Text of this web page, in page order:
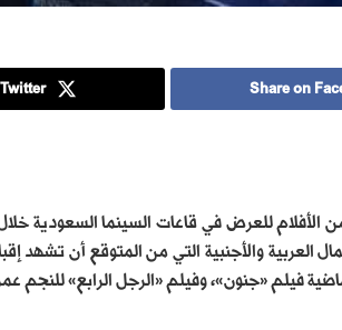
Share on
الأفلام للعرض في قاعات السينما السعودية
العربية والأجنبية التي من المتوقع أن تشهد
فيلم «جنون»، وفيلم «الرجل الرابع»